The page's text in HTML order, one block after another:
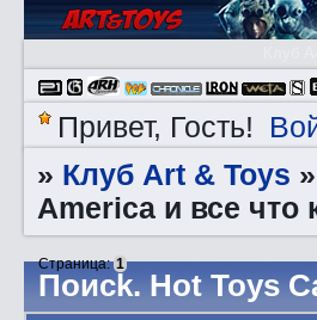
Привет, Гость!
» Клуб Art & Toys »
America и все что
Пoиck. Hot Toys
Страница:1